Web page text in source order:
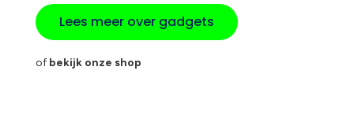
Lees meer over gadgets
ofbekijk onze shop